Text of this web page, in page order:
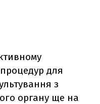
для
з
органу ще на